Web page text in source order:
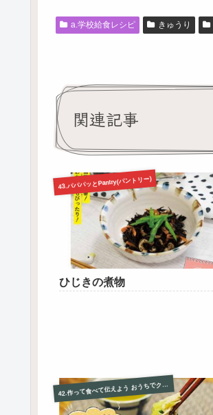
a.学校給食レシピ きゅうり
関連記事
43.パパパッとPantry(パントリー)
ひじきの煮物
4